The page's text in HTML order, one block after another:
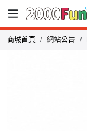
商城首頁 網站公告